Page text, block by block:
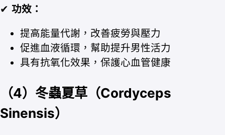
✔ 功效：
提高能量代謝，改善疲勞與壓力
促進血液循環，幫助提升男性活力
具有抗氧化效果，保護心血管健康
（4）冬蟲夏草（Cordyceps
Sinensis）